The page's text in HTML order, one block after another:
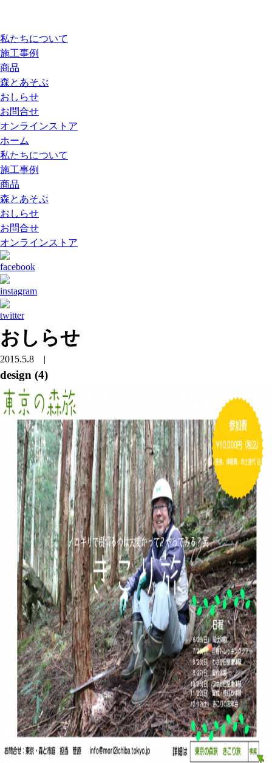
私たちについて
施工事例
商品
森とあそぶ
おしらせ
お問合せ
オンラインストア
ホーム
私たちについて
施工事例
商品
森とあそぶ
おしらせ
お問合せ
オンラインストア
おしらせ
2015.5.8 |
design (4)